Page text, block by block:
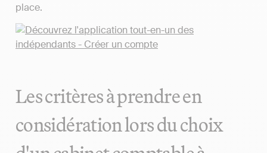
place.
Les critères à prendre en
considération lors du choix